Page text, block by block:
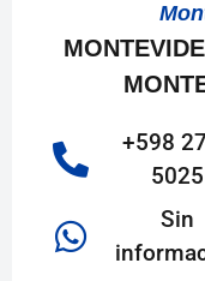
+598
5025
Sin